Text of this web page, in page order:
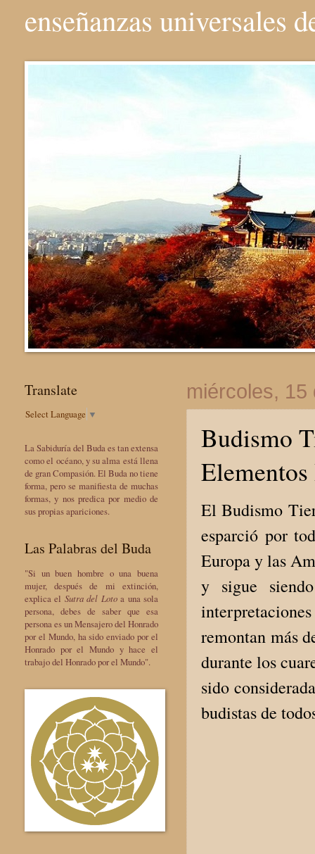
enseñanzas universales
miércoles, 15
Budismo
El Budismo
esparció por
Europa y las
y sigue
remontan más
durante los
sido
budistas de
Translate
Select Language ▼
La Sabiduría del Buda es tan extensa
como el océano, y su alma está llena
de gran Compasión. El Buda no tiene
forma, pero se manifiesta de muchas
formas, y nos predica por medio de
sus propias apariciones.
Las Palabras del Buda
"Si un buen hombre o una buena
mujer, después de mi extinción,
explica el Sutra del Lotoa una sola
persona, debes de saber que esa
persona es un Mensajero del Honrado
por el Mundo, ha sido enviado por el
Honrado por el Mundo y hace el
trabajo del Honrado por el Mundo".